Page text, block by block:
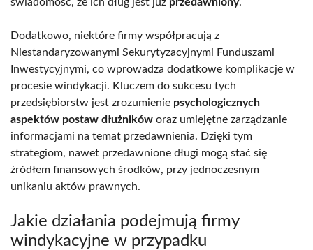
Dodatkowo, niektóre firmy współpracują z
Niestandaryzowanymi Sekurytyzacyjnymi Funduszami
Inwestycyjnymi, co wprowadza dodatkowe komplikacje w
procesie windykacji. Kluczem do sukcesu tych
przedsiębiorstw jest zrozumienie psychologicznych
aspektów postaw dłużników oraz umiejętne zarządzanie
informacjami na temat przedawnienia. Dzięki tym
strategiom, nawet przedawnione długi mogą stać się
źródłem finansowych środków, przy jednoczesnym
unikaniu aktów prawnych.
Jakie działania podejmują firmy
windykacyjne w przypadku